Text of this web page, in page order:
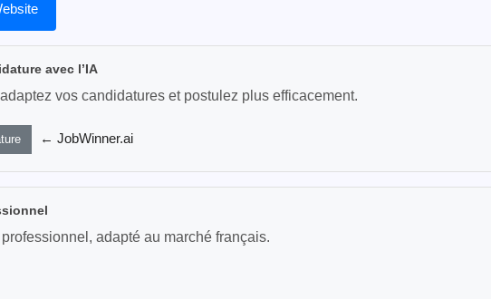
avec l’IA
vos candidatures et postulez plus efficacement.
← JobWinner.ai
adapté au marché français.